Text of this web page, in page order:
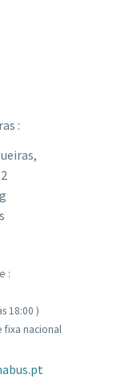
:
:
18:00 )
fixa nacional